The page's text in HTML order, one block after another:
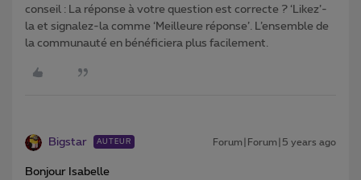
conseil : La réponse à votre question est correcte ? ‘Likez’-
la et signalez-la comme ‘Meilleure réponse’. L’ensemble de
la communauté en bénéficiera plus facilement.
Bigstar AUTEUR Forum|Forum|5 years ago
Bonjour Isabelle